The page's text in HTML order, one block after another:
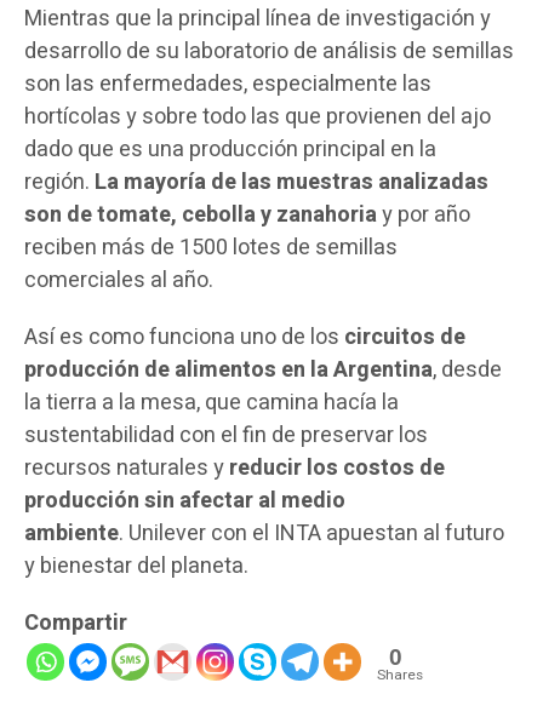
Mientras que la principal línea de investigación y
desarrollo de su laboratorio de análisis de semillas
son las enfermedades, especialmente las
hortícolas y sobre todo las que provienen del ajo
dado que es una producción principal en la
región. La mayoría de las muestras analizadas
son de tomate, cebolla y zanahoriay por año
reciben más de 1500 lotes de semillas
comerciales al año.
Así es como funciona uno de los circuitos de
producción de alimentos en la Argentina, desde
la tierra a la mesa, que camina hacía la
sustentabilidad con el fin de preservar los
recursos naturales yreducir los costos de
producción sin afectar al medio
ambiente. Unilever con el INTA apuestan al futuro
y bienestar del planeta.
Compartir
0
Shares